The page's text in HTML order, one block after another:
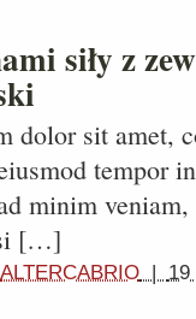
siły z
dolor sit amet,
tempor
minim
[…]
ALTERCABRIO | 19